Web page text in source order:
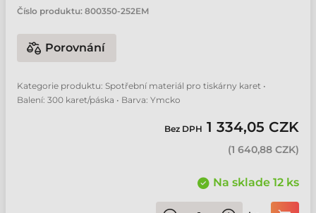
Číslo produktu: 800350-252EM
Porovnání
Kategorie produktu: Spotřební materiál pro tiskárny karet •
Balení: 300 karet/páska • Barva: Ymcko
Bez DPH 1 334,05 CZK
(1 640,88 CZK)
Na sklade 12 ks